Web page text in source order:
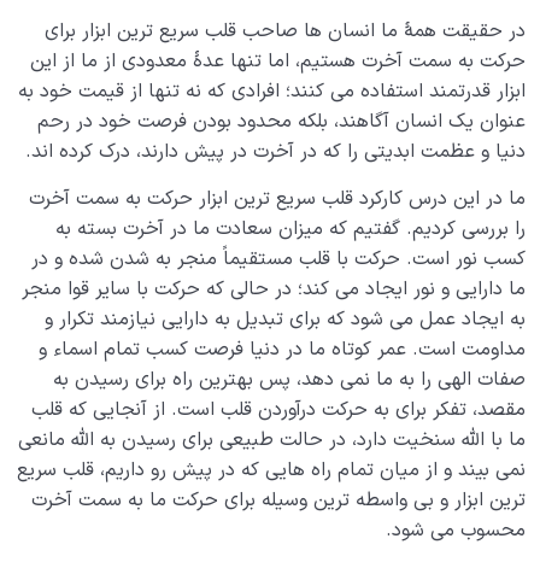
در حقیقت همۀ ما انسان ها صاحب قلب سریع ترین ابزار برای
حرکت به سمت آخرت هستیم، اما تنها عدۀ معدودی از ما از این
ابزار قدرتمند استفاده می کنند؛ افرادی که نه تنها از قیمت خود به
عنوان یک انسان آگاهند، بلکه محدود بودن فرصت خود در رحم
دنیا و عظمت ابدیتی را که در آخرت در پیش دارند، درک کرده اند.
ما در این درس کارکرد قلب سریع ترین ابزار حرکت به سمت آخرت
را بررسی کردیم. گفتیم که میزان سعادت ما در آخرت بسته به
کسب نور است. حرکت با قلب مستقیماً منجر به شدن شده و در
ما دارایی و نور ایجاد می کند؛ در حالی که حرکت با سایر قوا منجر
به ایجاد عمل می شود که برای تبدیل به دارایی نیازمند تکرار و
مداومت است. عمر کوتاه ما در دنیا فرصت کسب تمام اسماء و
صفات الهی را به ما نمی دهد، پس بهترین راه برای رسیدن به
مقصد، تفکر برای به حرکت درآوردن قلب است. از آنجایی که قلب
ما با الله سنخیت دارد، در حالت طبیعی برای رسیدن به الله مانعی
نمی بیند و از میان تمام راه هایی که در پیش رو داریم، قلب سریع
ترین ابزار و بی واسطه ترین وسیله برای حرکت ما به سمت آخرت
محسوب می شود.